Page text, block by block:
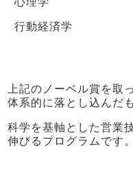
行動経済学
上記のノーベル賞を取
体系的に落とし込んだ
科学を基軸とした営業
伸びるプログラムです。